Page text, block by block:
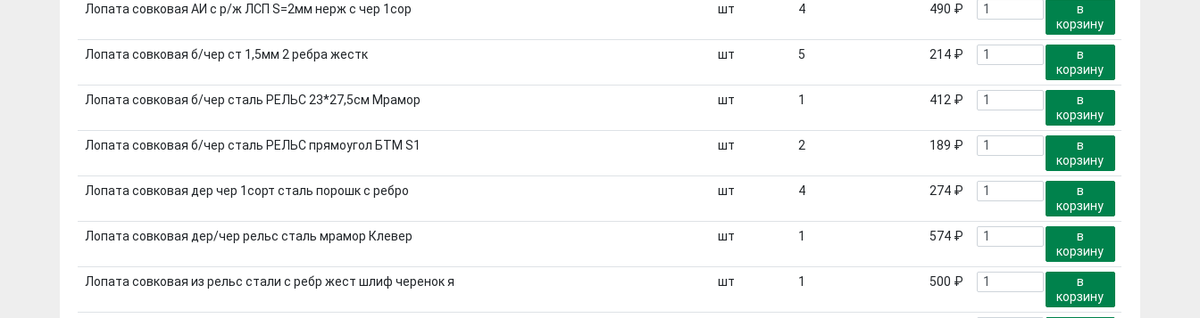
Лопата совковая АИ с р/ж ЛСП S=2мм нерж с чер 1сор шт 4 490 ₽
в
корзину
Лопата совковая б/чер ст 1,5мм 2 ребра жестк шт 5 214 ₽
в
корзину
Лопата совковая б/чер сталь РЕЛЬС 23*27,5см Мрамор шт 1 412 ₽
в
корзину
Лопата совковая б/чер сталь РЕЛЬС прямоугол БТМ S1 шт 2 189 ₽
в
корзину
Лопата совковая дер чер 1сорт сталь порошк с ребро шт 4 274 ₽
в
корзину
Лопата совковая дер/чер рельс сталь мрамор Клевер шт 1 574 ₽
в
корзину
Лопата совковая из рельс стали с ребр жест шлиф черенок я шт 1 500 ₽
в
корзину